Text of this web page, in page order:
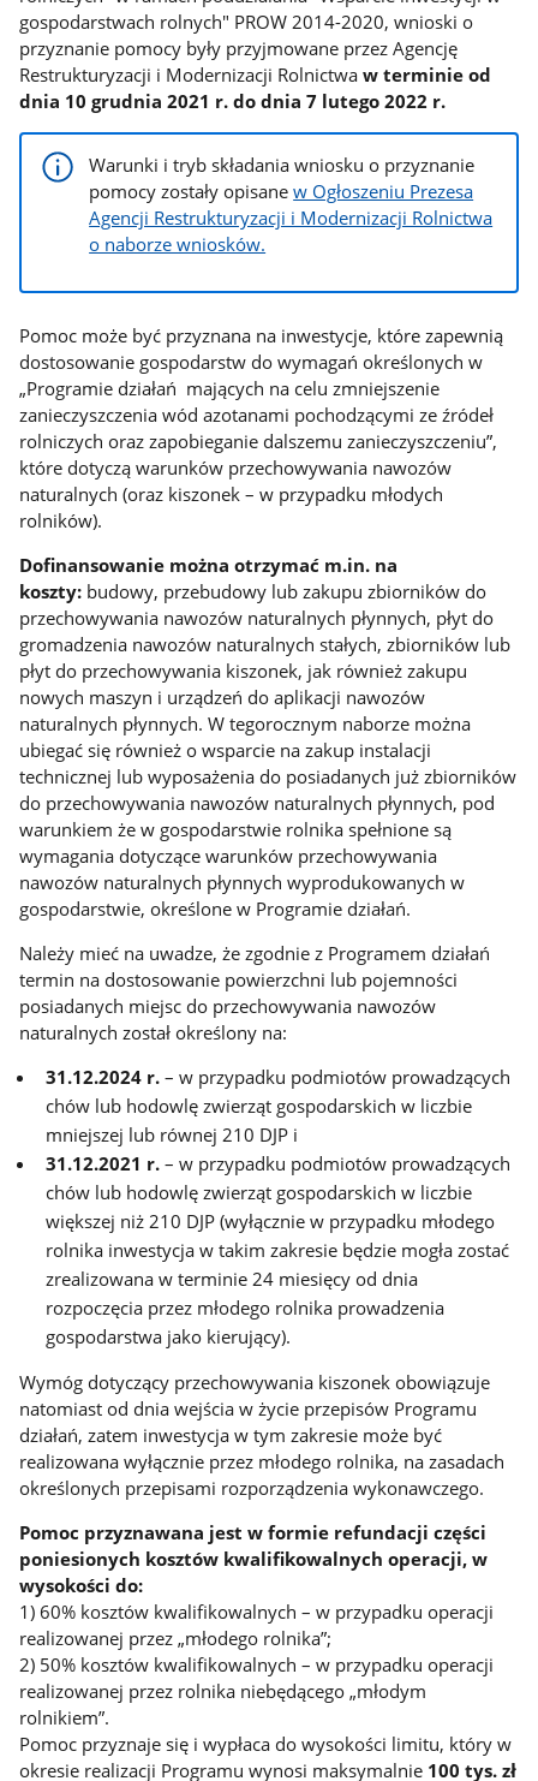
gospodarstwach rolnych" PROW 2014-2020, wnioski o
przyznanie pomocy były przyjmowane przez Agencję
Restrukturyzacji i Modernizacji Rolnictwaw terminie od
dnia 10 grudnia 2021 r. do dnia 7 lutego 2022 r.
Warunki i tryb składania wniosku o przyznanie
pomocy zostały opisanew Ogłoszeniu Prezesa
Agencji Restrukturyzacji i Modernizacji Rolnictwa
o naborze wniosków.
Pomoc może być przyznana na inwestycje, które zapewnią
dostosowanie gospodarstw do wymagań określonych w
„Programie działań mających na celu zmniejszenie
zanieczyszczenia wód azotanami pochodzącymi ze źródeł
rolniczych oraz zapobieganie dalszemu zanieczyszczeniu”,
które dotyczą warunków przechowywania nawozów
naturalnych (oraz kiszonek – w przypadku młodych
rolników).
Dofinansowanie można otrzymać m.in. na
koszty: budowy, przebudowy lub zakupu zbiorników do
przechowywania nawozów naturalnych płynnych, płyt do
gromadzenia nawozów naturalnych stałych, zbiorników lub
płyt do przechowywania kiszonek, jak również zakupu
nowych maszyn i urządzeń do aplikacji nawozów
naturalnych płynnych. W tegorocznym naborze można
ubiegać się również o wsparcie na zakup instalacji
technicznej lub wyposażenia do posiadanych już zbiorników
do przechowywania nawozów naturalnych płynnych, pod
warunkiem że w gospodarstwie rolnika spełnione są
wymagania dotyczące warunków przechowywania
nawozów naturalnych płynnych wyprodukowanych w
gospodarstwie, określone w Programie działań.
Należy mieć na uwadze, że zgodnie z Programem działań
termin na dostosowanie powierzchni lub pojemności
posiadanych miejsc do przechowywania nawozów
naturalnych został określony na:
31.12.2024 r. – w przypadku podmiotów prowadzących
chów lub hodowlę zwierząt gospodarskich w liczbie
mniejszej lub równej 210 DJP i
31.12.2021 r. – w przypadku podmiotów prowadzących
chów lub hodowlę zwierząt gospodarskich w liczbie
większej niż 210 DJP (wyłącznie w przypadku młodego
rolnika inwestycja w takim zakresie będzie mogła zostać
zrealizowana w terminie 24 miesięcy od dnia
rozpoczęcia przez młodego rolnika prowadzenia
gospodarstwa jako kierujący).
Wymóg dotyczący przechowywania kiszonek obowiązuje
natomiast od dnia wejścia w życie przepisów Programu
działań, zatem inwestycja w tym zakresie może być
realizowana wyłącznie przez młodego rolnika, na zasadach
określonych przepisami rozporządzenia wykonawczego.
Pomoc przyznawana jest w formie refundacji części
poniesionych kosztów kwalifikowalnych operacji, w
wysokości do:
1) 60% kosztów kwalifikowalnych – w przypadku operacji
realizowanej przez „młodego rolnika”;
2) 50% kosztów kwalifikowalnych – w przypadku operacji
realizowanej przez rolnika niebędącego „młodym
rolnikiem”.
Pomoc przyznaje się i wypłaca do wysokości limitu, który w
okresie realizacji Programu wynosi maksymalnie 100 tys. zł